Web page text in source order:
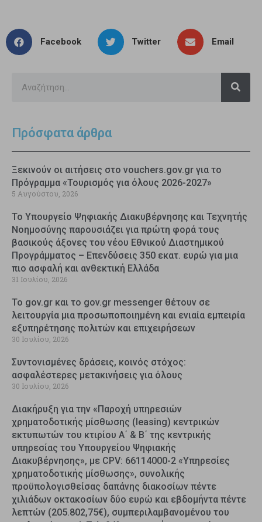
Facebook Twitter Email
Πρόσφατα άρθρα
Ξεκινούν οι αιτήσεις στο vouchers.gov.gr για το
Πρόγραμμα «Τουρισμός για όλους 2026-2027»
5 Αυγούστου, 2026
Το Υπουργείο Ψηφιακής Διακυβέρνησης και Τεχνητής
Νοημοσύνης παρουσιάζει για πρώτη φορά τους
βασικούς άξονες του νέου Εθνικού Διαστημικού
Προγράμματος – Επενδύσεις 350 εκατ. ευρώ για μια
πιο ασφαλή και ανθεκτική Ελλάδα
31 Ιουλίου, 2026
Το gov.gr και το gov.gr messenger θέτουν σε
λειτουργία μια προσωποποιημένη και ενιαία εμπειρία
εξυπηρέτησης πολιτών και επιχειρήσεων
30 Ιουλίου, 2026
Συντονισμένες δράσεις, κοινός στόχος:
ασφαλέστερες μετακινήσεις για όλους
30 Ιουλίου, 2026
Διακήρυξη για την «Παροχή υπηρεσιών
χρηματοδοτικής μίσθωσης (leasing) κεντρικών
εκτυπωτών του κτιρίου Α΄ & Β΄ της κεντρικής
υπηρεσίας του Υπουργείου Ψηφιακής
Διακυβέρνησης», με CPV: 66114000-2 «Υπηρεσίες
χρηματοδοτικής μίσθωσης», συνολικής
προϋπολογισθείσας δαπάνης διακοσίων πέντε
χιλιάδων οκτακοσίων δύο ευρώ και εβδομήντα πέντε
λεπτών (205.802,75€), συμπεριλαμβανομένου του